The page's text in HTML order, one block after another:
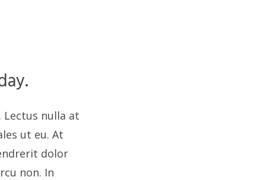
nulla at
ut eu. At
dolor
non. In